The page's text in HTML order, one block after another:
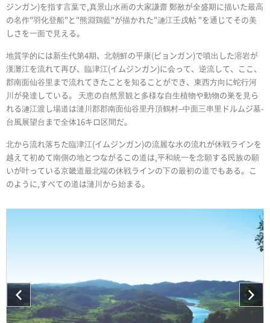
ジンガン)を指す言葉で,真景山水画の大家謙齋 鄭敾が全盛期に描いた最高
の名作"羽化登船"と"熊淵鶏藍"が描かれた"漣江壬戌帖 "を通じてその美
しさを一面で見える。
地質学的には新生代第4期、北朝鮮の平康(ピョンガン)で噴出した溶岩が
漢灘江を流れて再び、臨津江(イムジンガン)に会って、逆流して、ここ、
郡南面仙谷里まで流れてきたことを知ることができ、東西方向に蛇行河
川が発達している。 天恵の自然景観と多様な自生植物や動物の巣を見ら
れる漣江渡し場道は漣川郡郡南面仙谷里丹頂鶴村–中面三串里ドルムジ墓-
台風展望台まで全体16キロ区間だ。
北から流れ落ちた臨津江(イムジンガン)の流麗な水の流れが休戦ラインを
越えて初めて南側の地とつながるこの道は,平和統一を念願する民族の願
いが叶っている京畿道最北端の休戦ラインの下の最初の道でもある。こ
のように,すべての道は漣川から始まる。